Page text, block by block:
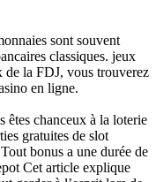
sont souvent
classiques. jeux
de la FDJ, vous trouverez
en ligne.
êtes chanceux à la loterie
gratuites de slot
bonus a une durée de
Cet article explique